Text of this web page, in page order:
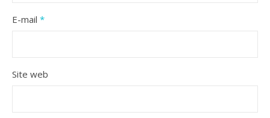
E-mail *
Site web